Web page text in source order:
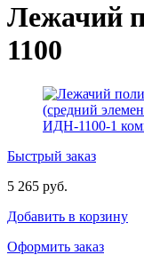
Лежачий
1100
ИДН-1100-1
Быстрый заказ
5 265 руб.
Добавить в корзину
Оформить заказ